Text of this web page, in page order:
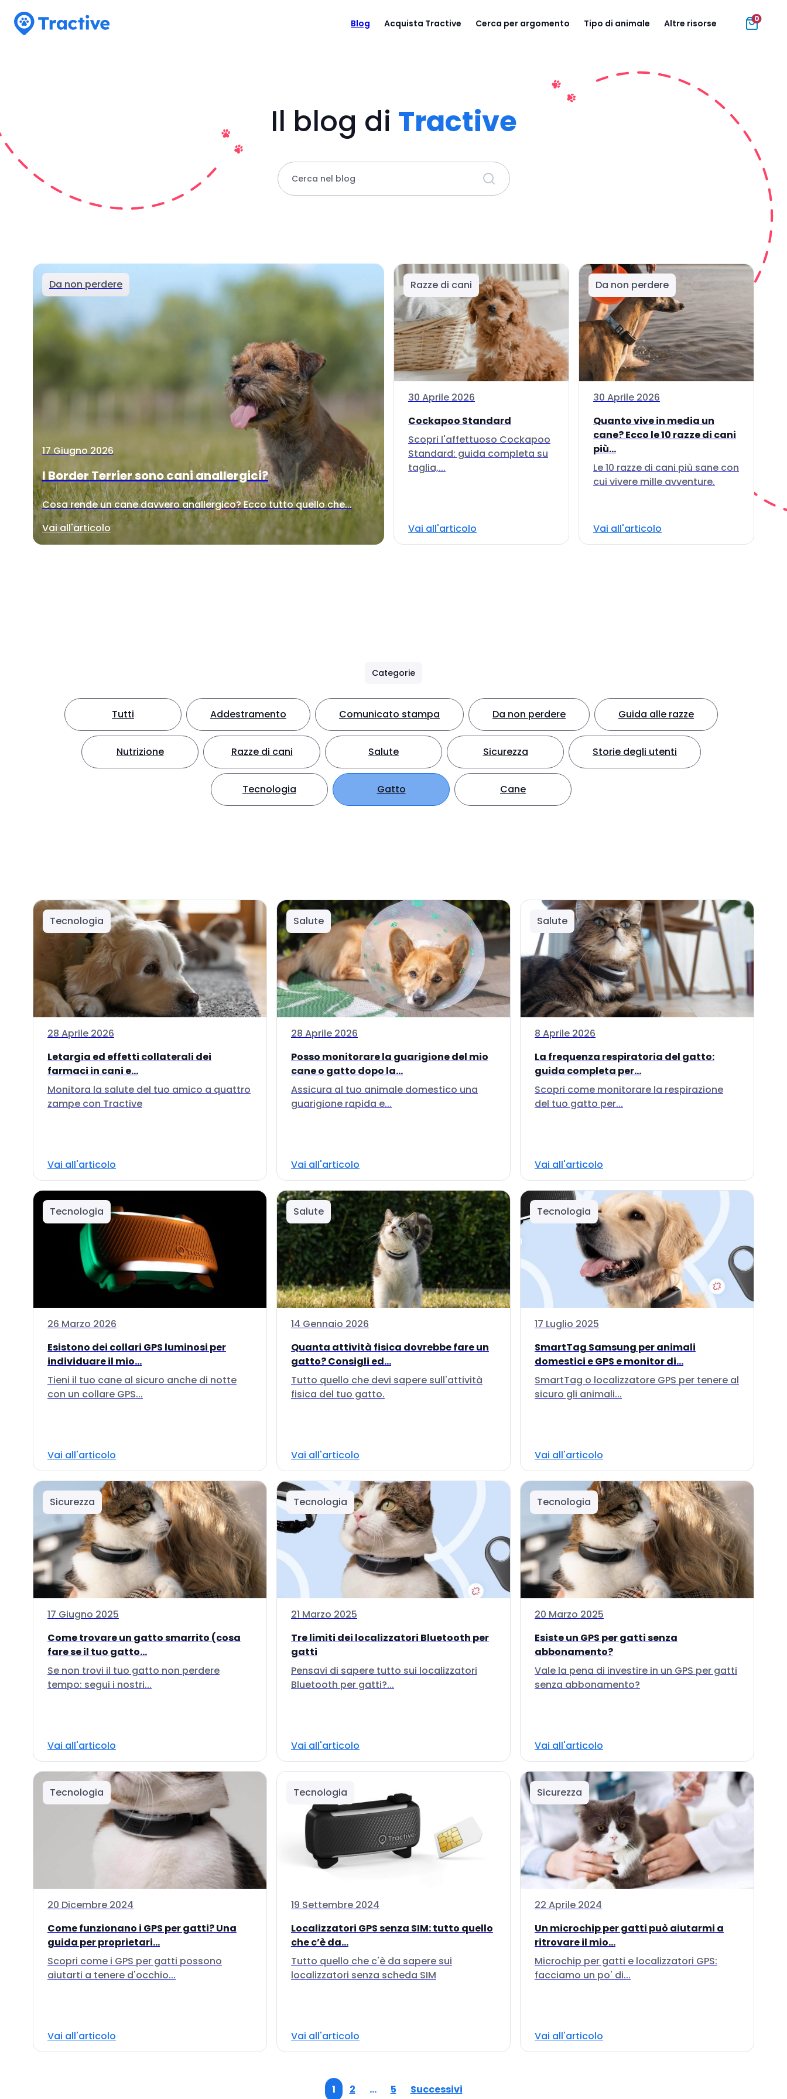
Blog Acquista Tractive Cerca per argomento Tipo di animale Altre risorse 0
Il blog di Tractive
Cerca nel blog
Da non perdere
17 Giugno 2026
I Border Terrier sono cani anallergici?
Cosa rende un cane davvero anallergico? Ecco tutto quello che...
Vai all'articolo
Razze di cani
30 Aprile 2026
Cockapoo Standard
Scopri l'affettuoso Cockapoo
Standard: guida completa su
taglia,...
Vai all'articolo
Da non perdere
30 Aprile 2026
Quanto vive in media un
cane? Ecco le 10 razze di cani
più...
Le 10 razze di cani più sane con
cui vivere mille avventure.
Vai all'articolo
Categorie
Tutti Addestramento Comunicato stampa Da non perdere Guida alle razze
Nutrizione Razze di cani Salute Sicurezza Storie degli utenti
Tecnologia Gatto Cane
Tecnologia
28 Aprile 2026
Letargia ed effetti collaterali dei
farmaci in cani e...
Monitora la salute del tuo amico a quattro
zampe con Tractive
Vai all'articolo
Salute
28 Aprile 2026
Posso monitorare la guarigione del mio
cane o gatto dopo la...
Assicura al tuo animale domestico una
guarigione rapida e...
Vai all'articolo
Salute
8 Aprile 2026
La frequenza respiratoria del gatto:
guida completa per...
Scopri come monitorare la respirazione
del tuo gatto per...
Vai all'articolo
Tecnologia
26 Marzo 2026
Esistono dei collari GPS luminosi per
individuare il mio...
Tieni il tuo cane al sicuro anche di notte
con un collare GPS...
Vai all'articolo
Salute
14 Gennaio 2026
Quanta attività fisica dovrebbe fare un
gatto? Consigli ed...
Tutto quello che devi sapere sull'attività
fisica del tuo gatto.
Vai all'articolo
Tecnologia
17 Luglio 2025
SmartTag Samsung per animali
domestici e GPS e monitor di...
SmartTag o localizzatore GPS per tenere al
sicuro gli animali...
Vai all'articolo
Sicurezza
17 Giugno 2025
Come trovare un gatto smarrito (cosa
fare se il tuo gatto...
Se non trovi il tuo gatto non perdere
tempo: segui i nostri...
Vai all'articolo
Tecnologia
21 Marzo 2025
Tre limiti dei localizzatori Bluetooth per
gatti
Pensavi di sapere tutto sui localizzatori
Bluetooth per gatti?...
Vai all'articolo
Tecnologia
20 Marzo 2025
Esiste un GPS per gatti senza
abbonamento?
Vale la pena di investire in un GPS per gatti
senza abbonamento?
Vai all'articolo
Tecnologia
20 Dicembre 2024
Come funzionano i GPS per gatti? Una
guida per proprietari...
Scopri come i GPS per gatti possono
aiutarti a tenere d'occhio...
Vai all'articolo
Tecnologia
19 Settembre 2024
Localizzatori GPS senza SIM: tutto quello
che c’è da...
Tutto quello che c'è da sapere sui
localizzatori senza scheda SIM
Vai all'articolo
Sicurezza
22 Aprile 2024
Un microchip per gatti può aiutarmi a
ritrovare il mio...
Microchip per gatti e localizzatori GPS:
facciamo un po' di...
Vai all'articolo
1 2 … 5 Successivi